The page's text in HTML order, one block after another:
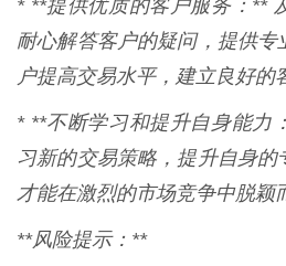
* **提供优质的客户服务：**
耐心解答客户的疑问，提供
户提高交易水平，建立良好的
* **不断学习和提升自身能力
习新的交易策略，提升自身的
才能在激烈的市场竞争中脱颖
**风险提示：**